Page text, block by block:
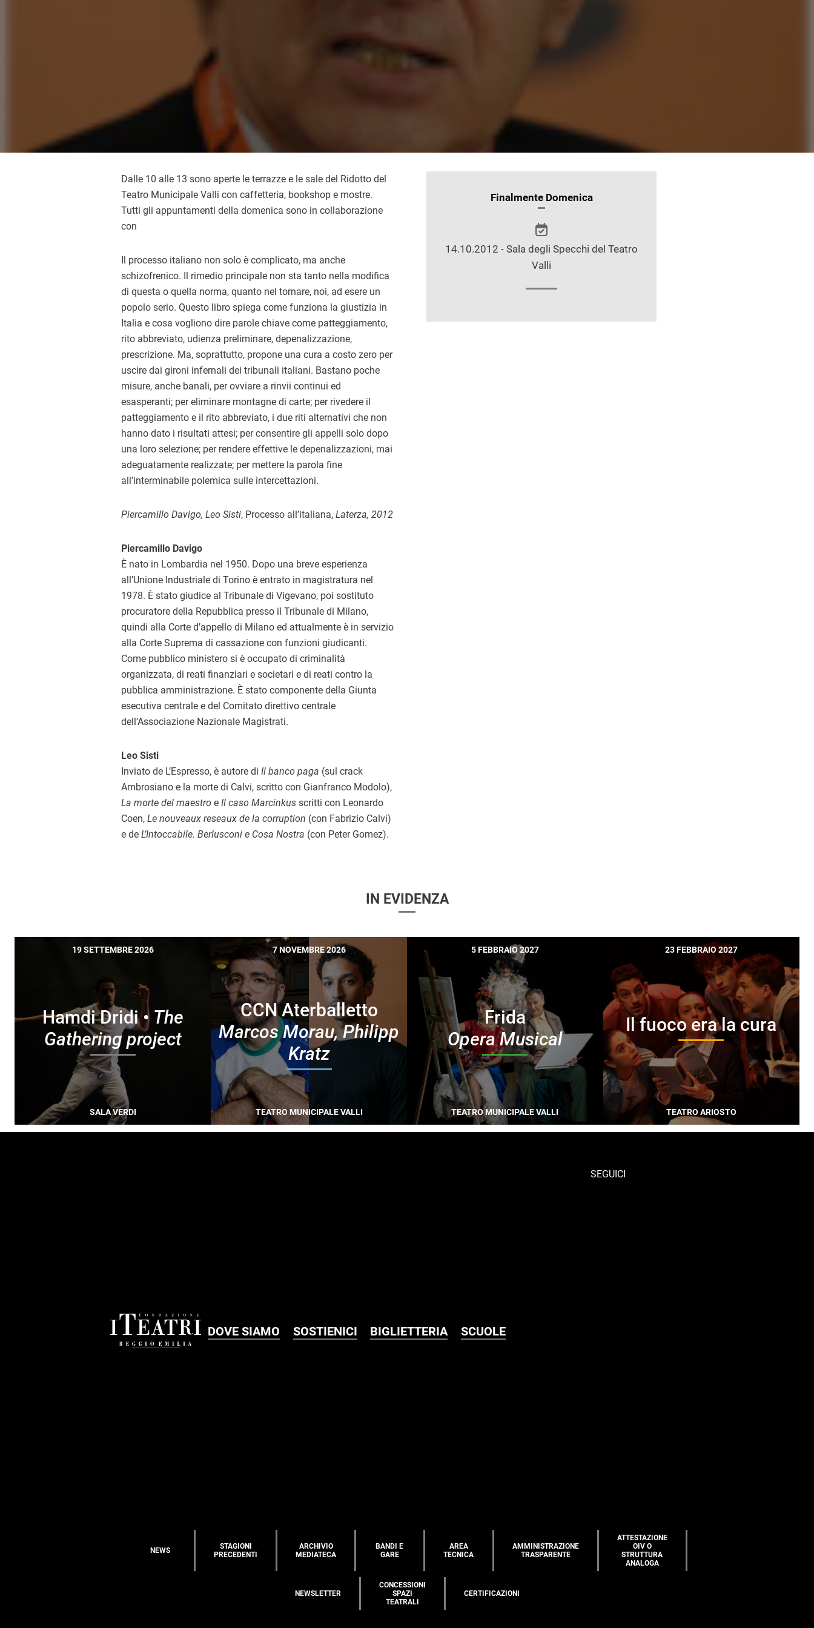
Dalle 10 alle 13 sono aperte le terrazze e le sale del Ridotto del
Teatro Municipale Valli con caffetteria, bookshop e mostre.
Tutti gli appuntamenti della domenica sono in collaborazione
con
Il processo italiano non solo è complicato, ma anche
schizofrenico. Il rimedio principale non sta tanto nella modifica
di questa o quella norma, quanto nel tornare, noi, ad esere un
popolo serio. Questo libro spiega come funziona la giustizia in
Italia e cosa vogliono dire parole chiave come patteggiamento,
rito abbreviato, udienza preliminare, depenalizzazione,
prescrizione. Ma, soprattutto, propone una cura a costo zero per
uscire dai gironi infernali dei tribunali italiani. Bastano poche
misure, anche banali, per ovviare a rinvii continui ed
esasperanti; per eliminare montagne di carte; per rivedere il
patteggiamento e il rito abbreviato, i due riti alternativi che non
hanno dato i risultati attesi; per consentire gli appelli solo dopo
una loro selezione; per rendere effettive le depenalizzazioni, mai
adeguatamente realizzate; per mettere la parola fine
all’interminabile polemica sulle intercettazioni.
Piercamillo Davigo, Leo Sisti, Processo all’italiana, Laterza, 2012
Piercamillo Davigo
È nato in Lombardia nel 1950. Dopo una breve esperienza
all’Unione Industriale di Torino è entrato in magistratura nel
1978. È stato giudice al Tribunale di Vigevano, poi sostituto
procuratore della Repubblica presso il Tribunale di Milano,
quindi alla Corte d’appello di Milano ed attualmente è in servizio
alla Corte Suprema di cassazione con funzioni giudicanti.
Come pubblico ministero si è occupato di criminalità
organizzata, di reati finanziari e societari e di reati contro la
pubblica amministrazione. È stato componente della Giunta
esecutiva centrale e del Comitato direttivo centrale
dell’Associazione Nazionale Magistrati.
Leo Sisti
Inviato de L’Espresso, è autore di Il banco paga (sul crack
Ambrosiano e la morte di Calvi, scritto con Gianfranco Modolo),
La morte del maestro e Il caso Marcinkus scritti con Leonardo
Coen, Le nouveaux reseaux de la corruption (con Fabrizio Calvi)
e de L’Intoccabile. Berlusconi e Cosa Nostra (con Peter Gomez).
INFORMAZIONI
Finalmente Domenica
14.10.2012 - Sala degli Specchi del Teatro
Valli
IN EVIDENZA
19 SETTEMBRE 2026
Hamdi Dridi • The
Gathering project
SALA VERDI
7 NOVEMBRE 2026
CCN Aterballetto
Marcos Morau, Philipp
Kratz
TEATRO MUNICIPALE VALLI
5 FEBBRAIO 2027
Frida
Opera Musical
TEATRO MUNICIPALE VALLI
23 FEBBRAIO 2027
Il fuoco era la cura
TEATRO ARIOSTO
DOVE SIAMO SOSTIENICI BIGLIETTERIA SCUOLE
SEGUICI
NEWS
STAGIONI
PRECEDENTI
ARCHIVIO
MEDIATECA
BANDI E
GARE
AREA
TECNICA
AMMINISTRAZIONE
TRASPARENTE
ATTESTAZIONE
OIV O
STRUTTURA
ANALOGA
NEWSLETTER
CONCESSIONI
SPAZI
TEATRALI
CERTIFICAZIONI